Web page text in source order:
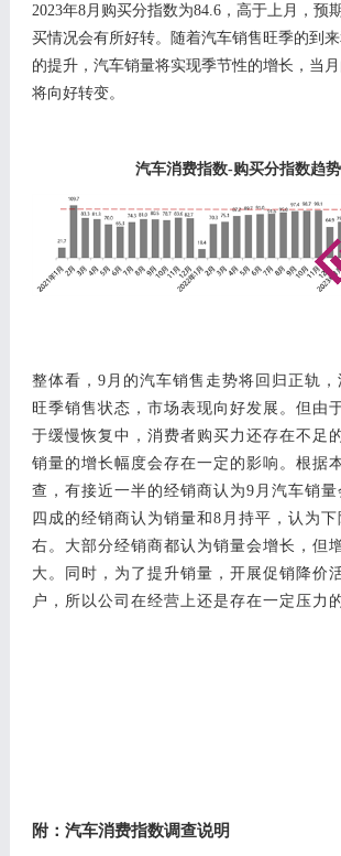
2023年8月购买分指数为84.6，高于上月， 预
买情况会有所好转。随着汽车销售旺季的到
的提升，汽车销量将实现季节性的增长，当
将向好转变。
汽车消费指数-购买分指数趋
整体看， 9月的汽车销售走势将回归正轨，
旺季销售状态，市场表现向好发展。但由
于缓慢恢复中，消费者购买力还存在不足
销量的增长幅度会存在一定的影响。根据
查，有接近一半的经销商认为9月汽车销
四成的经销商认为销量和8月持平，认为
右。大部分经销商都认为销量会增长，但
大。同时，为了提升销量，开展促销降价
户，所以公司在经营上还是存在一定压力的
附：汽车消费指数调查说明